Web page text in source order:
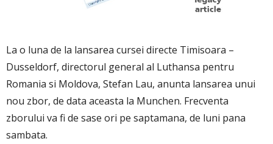
La o luna de la lansarea cursei directe Timisoara –
Dusseldorf, directorul general al Luthansa pentru
Romania si Moldova, Stefan Lau, anunta lansarea unui
nou zbor, de data aceasta la Munchen. Frecventa
zborului va fi de sase ori pe saptamana, de luni pana
sambata.